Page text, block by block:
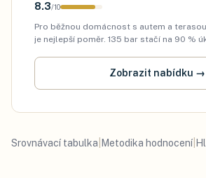
8.3/10
Pro běžnou domácnost s autem a
je nejlepší poměr. 135 bar stačí na 90 %
příslušenství v balení (jen 1 tryska…
Zobrazit nabídku →
Srovnávací tabulka Metodika hodnocení